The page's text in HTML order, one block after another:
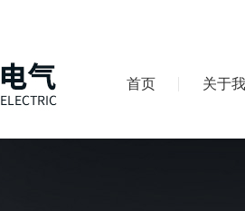
首页 关于